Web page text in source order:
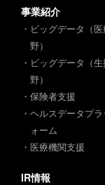
事業紹介
・ビッグデータ（
野）
・ビッグデータ（
野）
・保険者支援
・ヘルスデータプ
ォーム
・医療機関支援
IR情報